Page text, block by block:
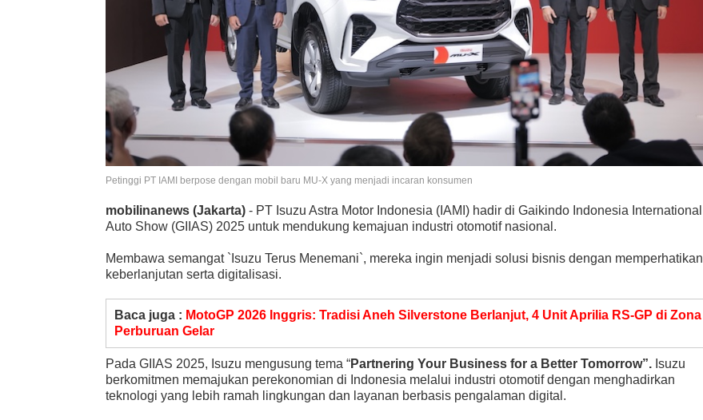
Petinggi PT IAMI berpose dengan mobil baru MU-X yang menjadi incaran konsumen
mobilinanews (Jakarta) - PT Isuzu Astra Motor Indonesia (IAMI) hadir di Gaikindo Indonesia International
Auto Show (GIIAS) 2025 untuk mendukung kemajuan industri otomotif nasional.
Membawa semangat `Isuzu Terus Menemani`, mereka ingin menjadi solusi bisnis dengan memperhatikan
keberlanjutan serta digitalisasi.
Baca juga : MotoGP 2026 Inggris: Tradisi Aneh Silverstone Berlanjut, 4 Unit Aprilia RS-GP di Zona
Perburuan Gelar
Pada GIIAS 2025, Isuzu mengusung tema “Partnering Your Business for a Better Tomorrow”. Isuzu
berkomitmen memajukan perekonomian di Indonesia melalui industri otomotif dengan menghadirkan
teknologi yang lebih ramah lingkungan dan layanan berbasis pengalaman digital.